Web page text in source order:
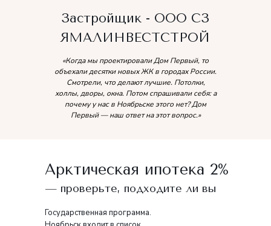
Застройщик - ООО СЗ
ЯМАЛИНВЕСТСТРОЙ
«Когда мы проектировали Дом Первый, то
объехали десятки новых ЖК в городах России.
Смотрели, что делают лучшие. Потолки,
холлы, дворы, окна. Потом спрашивали себя: а
почему у нас в Ноябрьске этого нет? Дом
Первый — наш ответ на этот вопрос.»
Государственная программа.
Арктическая ипотека 2%
— проверьте, подходите ли вы